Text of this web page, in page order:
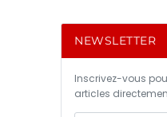
NEWSLETTER
Inscrivez-vous
articles